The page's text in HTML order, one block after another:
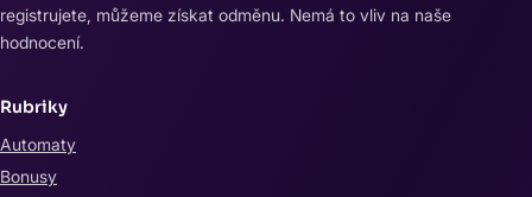
registrujete, můžeme získat odměnu. Nemá to vliv na naše
hodnocení.
Rubriky
Automaty
Bonusy